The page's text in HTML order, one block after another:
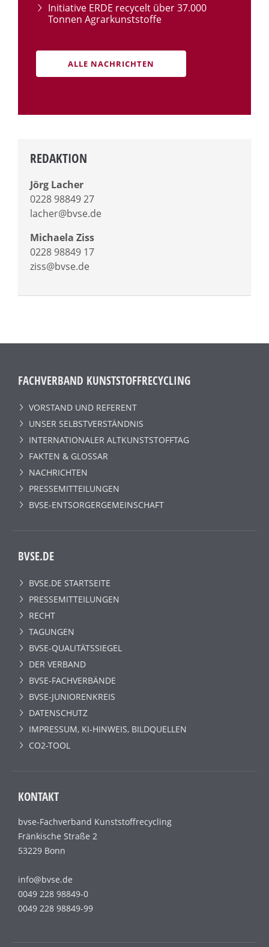
Initiative ERDE recycelt über 37.000
Tonnen Agrarkunststoffe
ALLE NACHRICHTEN
REDAKTION
Jörg Lacher
0228 98849 27
lacher@bvse.de
Michaela Ziss
0228 98849 17
ziss@bvse.de
FACHVERBAND KUNSTSTOFFRECYCLING
VORSTAND UND REFERENT
UNSER SELBSTVERSTÄNDNIS
INTERNATIONALER ALTKUNSTSTOFFTAG
FAKTEN & GLOSSAR
NACHRICHTEN
PRESSEMITTEILUNGEN
BVSE-ENTSORGERGEMEINSCHAFT
BVSE.DE
BVSE.DE STARTSEITE
PRESSEMITTEILUNGEN
RECHT
TAGUNGEN
BVSE-QUALITÄTSSIEGEL
DER VERBAND
BVSE-FACHVERBÄNDE
BVSE-JUNIORENKREIS
DATENSCHUTZ
IMPRESSUM, KI-HINWEIS, BILDQUELLEN
CO2-TOOL
KONTAKT
bvse-Fachverband Kunststoffrecycling
Fränkische Straße 2
53229 Bonn
info@bvse.de
0049 228 98849-0
0049 228 98849-99